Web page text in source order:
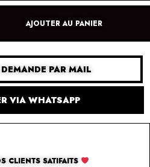
AJOUTER AU PANIER
PAR MAIL
VIA WHATSAPP
CLIENTS SATIFAITS